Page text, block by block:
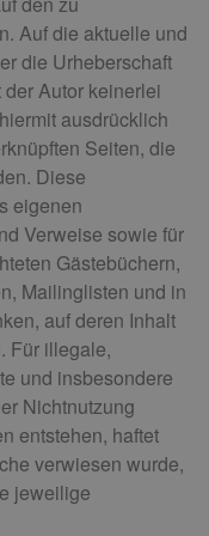
Auf die aktuelle und
die Urheberschaft
Autor keinerlei
ausdrücklich
Seiten, die
Diese
eigenen
Verweise sowie für
Gästebüchern,
Mailinglisten und in
auf deren Inhalt
Für illegale,
und insbesondere
Nichtnutzung
entstehen, haftet
verwiesen wurde,
jeweilige